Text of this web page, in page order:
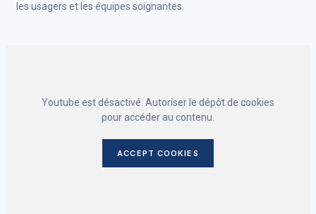
les usagers et les équipes soignantes.
Youtube est désactivé. Autoriser le dépôt de cookies
pour accéder au contenu.
ACCEPT COOKIES